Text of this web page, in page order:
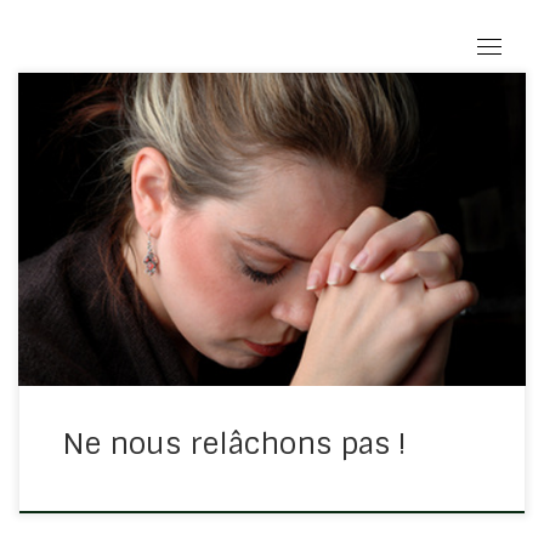
Luc 18/1 : « Jésus leur adressa une parabole, pour
montrer qu’il faut toujours prier, et ne point se relâcher.
» Toujours prier… Vous avez surement conscience qu’il
faut prier très régulièrement et souvent pour avancer
dans […]
Ne nous relâchons pas !